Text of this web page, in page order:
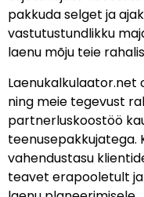
pakkuda selget ja
vastutustundlikku
laenu mõju teie
ning meie tegevust
partnerluskoostöö
teenusepakkujatega.
vahendustasu
teavet erapooletult